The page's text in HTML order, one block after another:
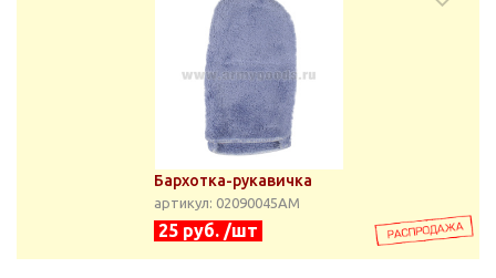
Бархотка-рукавичка
артикул: 02090045АМ
25 руб. /шт